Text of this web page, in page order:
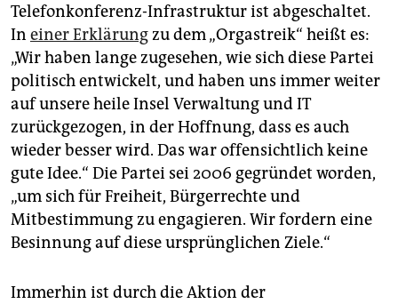
Telefonkonferenz-Infrastruktur ist abgeschaltet.
In einer Erklärungzu dem „Orgastreik“ heißt es:
„Wir haben lange zugesehen, wie sich diese Partei
politisch entwickelt, und haben uns immer weiter
auf unsere heile Insel Verwaltung und IT
zurückgezogen, in der Hoffnung, dass es auch
wieder besser wird. Das war offensichtlich keine
gute Idee.“ Die Partei sei 2006 gegründet worden,
„um sich für Freiheit, Bürgerrechte und
Mitbestimmung zu engagieren. Wir fordern eine
Besinnung auf diese ursprünglichen Ziele.“
Immerhin ist durch die Aktion der